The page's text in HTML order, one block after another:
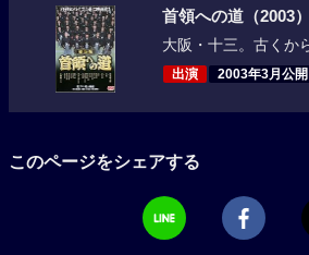
首領への道（2003）
大阪・十三。古くか
出演 2003年3月公開
このページをシェアする